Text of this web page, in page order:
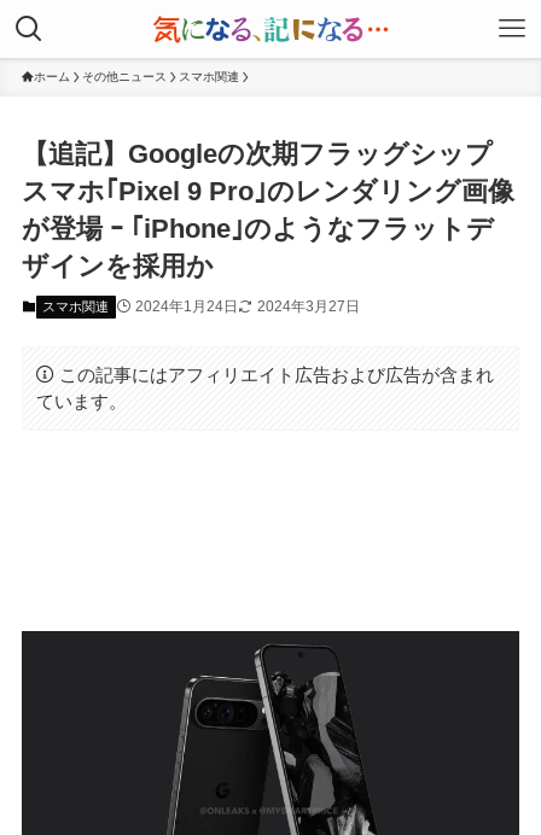
ホーム その他ニュース スマホ関連
【追記】Googleの次期フラッグシップ
スマホ｢Pixel 9 Pro｣のレンダリング画像
が登場 ｰ ｢iPhone｣のようなフラットデ
ザインを採用か
スマホ関連 2024年1月24日 2024年3月27日
この記事にはアフィリエイト広告および広告が含まれ
ています。